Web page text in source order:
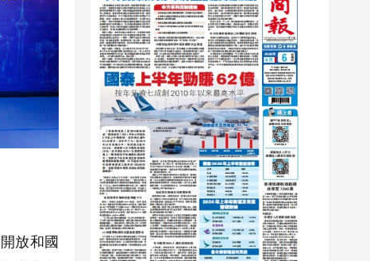
放和國